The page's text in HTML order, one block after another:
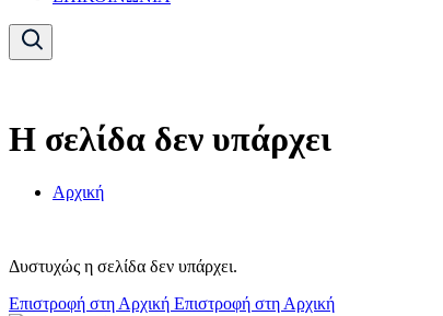
Η σελίδα δεν υπάρχει
Αρχική
Δυστυχώς η σελίδα δεν υπάρχει.
Επιστροφή στη Αρχική Επιστροφή στη Αρχική